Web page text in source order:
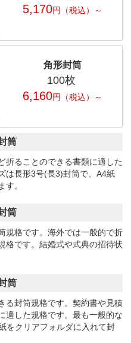
5,170円 （税込）～
角形封筒
100枚
6,160円 （税込）～
筒
折ることのできる書類に適した
は長形3号(長3)封筒で、A4紙
す。
筒
規格です。海外では一般的で折
格です。結婚式や式典の招待状
筒
る封筒規格です。契約書や見積
適した規格です。最も一般的な
をクリアフォルダに入れて封